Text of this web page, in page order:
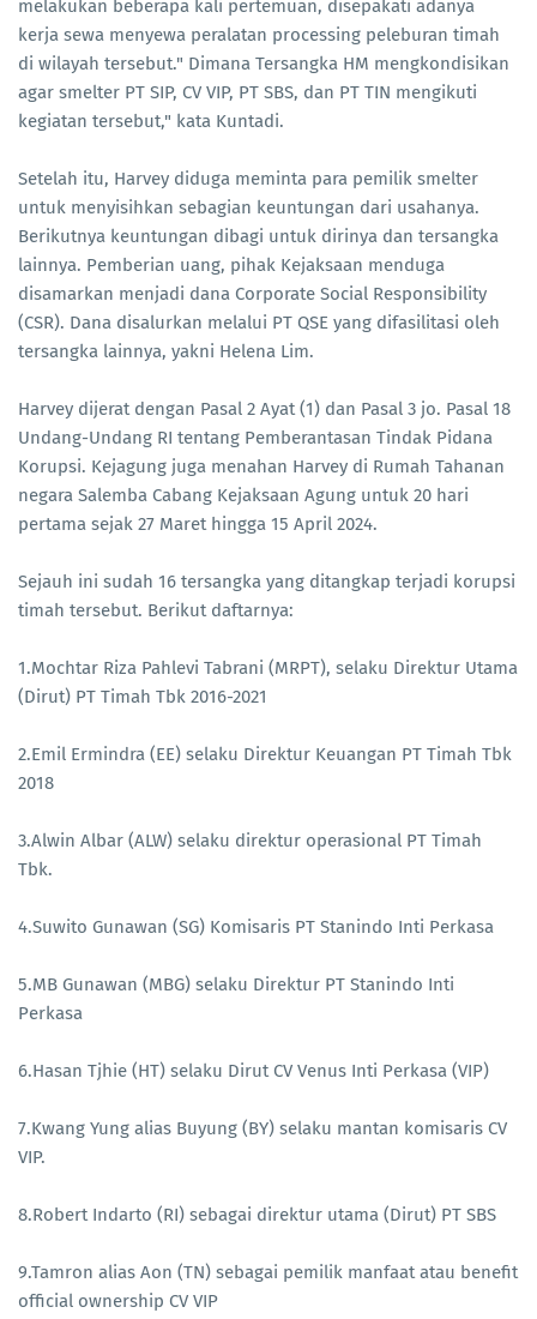
melakukan beberapa kali pertemuan, disepakati adanya
kerja sewa menyewa peralatan processing peleburan timah
di wilayah tersebut." Dimana Tersangka HM mengkondisikan
agar smelter PT SIP, CV VIP, PT SBS, dan PT TIN mengikuti
kegiatan tersebut," kata Kuntadi.
Setelah itu, Harvey diduga meminta para pemilik smelter
untuk menyisihkan sebagian keuntungan dari usahanya.
Berikutnya keuntungan dibagi untuk dirinya dan tersangka
lainnya. Pemberian uang, pihak Kejaksaan menduga
disamarkan menjadi dana Corporate Social Responsibility
(CSR). Dana disalurkan melalui PT QSE yang difasilitasi oleh
tersangka lainnya, yakni Helena Lim.
Harvey dijerat dengan Pasal 2 Ayat (1) dan Pasal 3 jo. Pasal 18
Undang-Undang RI tentang Pemberantasan Tindak Pidana
Korupsi. Kejagung juga menahan Harvey di Rumah Tahanan
negara Salemba Cabang Kejaksaan Agung untuk 20 hari
pertama sejak 27 Maret hingga 15 April 2024.
Sejauh ini sudah 16 tersangka yang ditangkap terjadi korupsi
timah tersebut. Berikut daftarnya:
1.Mochtar Riza Pahlevi Tabrani (MRPT), selaku Direktur Utama
(Dirut) PT Timah Tbk 2016-2021
2.Emil Ermindra (EE) selaku Direktur Keuangan PT Timah Tbk
2018
3.Alwin Albar (ALW) selaku direktur operasional PT Timah
Tbk.
4.Suwito Gunawan (SG) Komisaris PT Stanindo Inti Perkasa
5.MB Gunawan (MBG) selaku Direktur PT Stanindo Inti
Perkasa
6.Hasan Tjhie (HT) selaku Dirut CV Venus Inti Perkasa (VIP)
7.Kwang Yung alias Buyung (BY) selaku mantan komisaris CV
VIP.
8.Robert Indarto (RI) sebagai direktur utama (Dirut) PT SBS
9.Tamron alias Aon (TN) sebagai pemilik manfaat atau benefit
official ownership CV VIP